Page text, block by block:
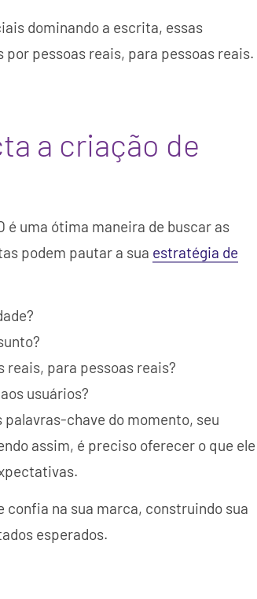
dominando a escrita, essas
pessoas reais, para pessoas reais.
a criação de
é uma ótima maneira de buscar as
podem pautar a sua estratégia de
reais, para pessoas reais?
usuários?
palavras-chave do momento, seu
assim, é preciso oferecer o que ele
confia na sua marca, construindo sua
esperados.